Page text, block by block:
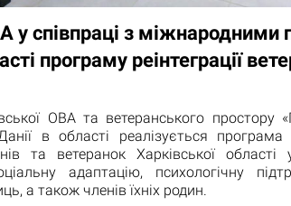
у співпраці з міжнародними
програму реінтеграції
ОВА та ветеранського простору
в області реалізується програма
та ветеранок Харківської області
адаптацію, психологічну
а також членів їхніх родин.